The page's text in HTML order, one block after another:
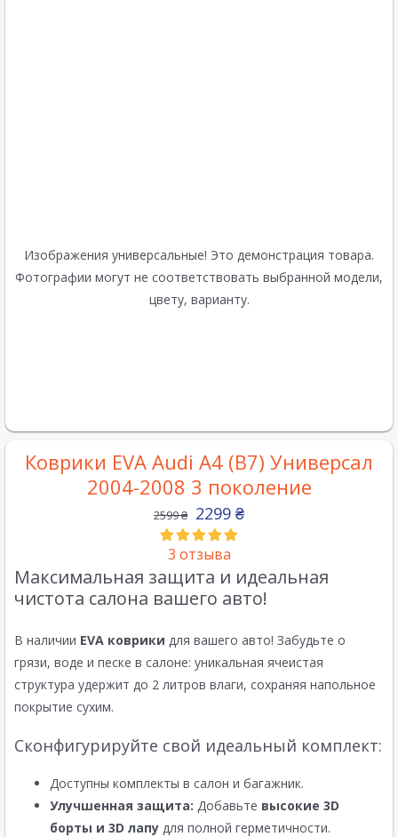
Изображения универсальные! Это демонстрация товара.
Фотографии могут не соответствовать выбранной модели,
цвету, варианту.
Коврики EVA Audi A4 (B7) Универсал
2004-2008 3 поколение
2599₴ 2299 ₴
3 отзыва
Максимальная защита и идеальная
чистота салона вашего авто!
В наличии EVA коврики для вашего авто! Забудьте о
грязи, воде и песке в салоне: уникальная ячеистая
структура удержит до 2 литров влаги, сохраняя напольное
покрытие сухим.
Сконфигурируйте свой идеальный комплект:
Доступны комплекты в салон и багажник.
Улучшенная защита: Добавьте высокие 3D
борты и 3D лапу для полной герметичности.